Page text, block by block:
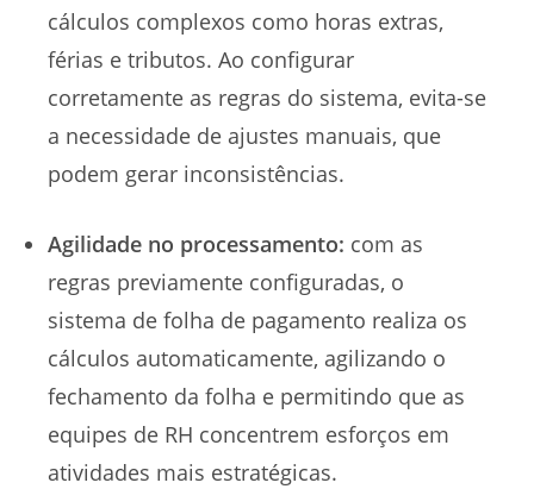
cálculos complexos como horas extras,
férias e tributos. Ao configurar
corretamente as regras do sistema, evita-se
a necessidade de ajustes manuais, que
podem gerar inconsistências.
Agilidade no processamento: com as
regras previamente configuradas, o
sistema de folha de pagamento realiza os
cálculos automaticamente, agilizando o
fechamento da folha e permitindo que as
equipes de RH concentrem esforços em
atividades mais estratégicas.